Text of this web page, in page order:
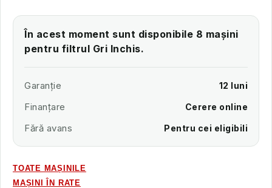
În acest moment sunt disponibile 8 mașini
pentru filtrul Gri Inchis.
Garanție 12 luni
Finanțare Cerere online
Fără avans Pentru cei eligibili
TOATE MAȘINILE
MAȘINI ÎN RATE